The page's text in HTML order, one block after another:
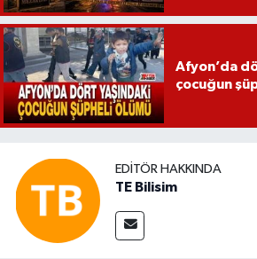
Afyon’da
çocuğun
EDITÖR HAKKINDA
TE Bilisim